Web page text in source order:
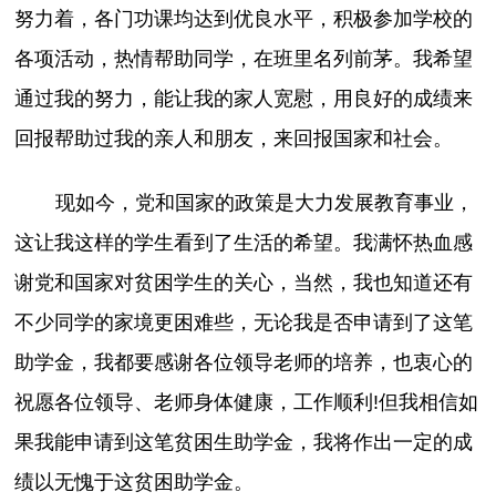
努力着，各门功课均达到优良水平，积极参加学校的
各项活动，热情帮助同学，在班里名列前茅。我希望
通过我的努力，能让我的家人宽慰，用良好的成绩来
回报帮助过我的亲人和朋友，来回报国家和社会。
现如今，党和国家的政策是大力发展教育事业，
这让我这样的学生看到了生活的希望。我满怀热血感
谢党和国家对贫困学生的关心，当然，我也知道还有
不少同学的家境更困难些，无论我是否申请到了这笔
助学金，我都要感谢各位领导老师的培养，也衷心的
祝愿各位领导、老师身体健康，工作顺利!但我相信如
果我能申请到这笔贫困生助学金，我将作出一定的成
绩以无愧于这贫困助学金。